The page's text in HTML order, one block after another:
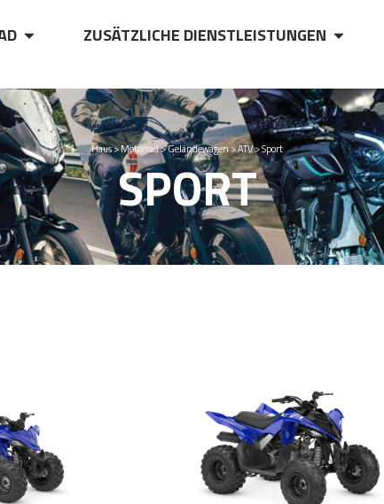
ZUSÄTZLICHE DIENSTLEISTUNGEN
Haus>Motorrad>Geländewagen>ATV>Sport
SPORT